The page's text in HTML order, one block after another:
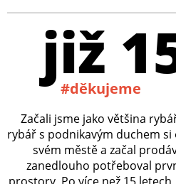
již
#děkujeme
Začali jsme jako většina
rybář s podnikavým duchem
svém městě a začal
zanedlouho potřeboval